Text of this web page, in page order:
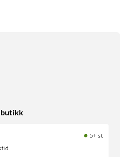
butikk
5+ st